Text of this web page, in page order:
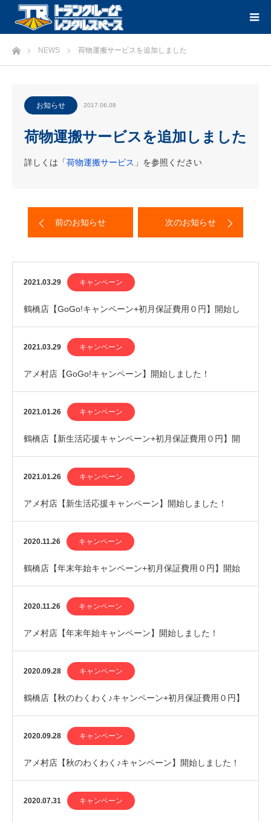
ホームNEWS 荷物運搬サービスを追加しました
お知らせ 2017.06.08
荷物運搬サービスを追加しました
詳しくは「荷物運搬サービス 」を参照ください
前のお知らせ 次のお知らせ
2021.03.29 キャンペーン
鶴橋店【GoGo!キャンペーン+初月保証費用０円】開始し
ました！
2021.03.29 キャンペーン
アメ村店【GoGo!キャンペーン】開始しました！
2021.01.26 キャンペーン
鶴橋店【新生活応援キャンペーン+初月保証費用０円】開
始しました！
2021.01.26 キャンペーン
アメ村店【新生活応援キャンペーン】開始しました！
2020.11.26 キャンペーン
鶴橋店【年末年始キャンペーン+初月保証費用０円】開始
しました！
2020.11.26 キャンペーン
アメ村店【年末年始キャンペーン】開始しました！
2020.09.28 キャンペーン
鶴橋店【秋のわくわく♪キャンペーン+初月保証費用０円】
開始しました！
2020.09.28 キャンペーン
アメ村店【秋のわくわく♪キャンペーン】開始しました！
2020.07.31 キャンペーン